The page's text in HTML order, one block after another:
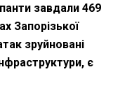
завдали 469
Запорізької
зруйновані
є